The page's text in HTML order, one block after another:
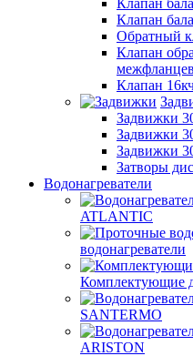
Клапан
Обратный
Клапан
Клапан
Задвижки
Задвижки
Задвижки
Затворы
Водонагреватели
ATLANTIC
водонагреватели
Комплектующие
SANTERMO
ARISTON